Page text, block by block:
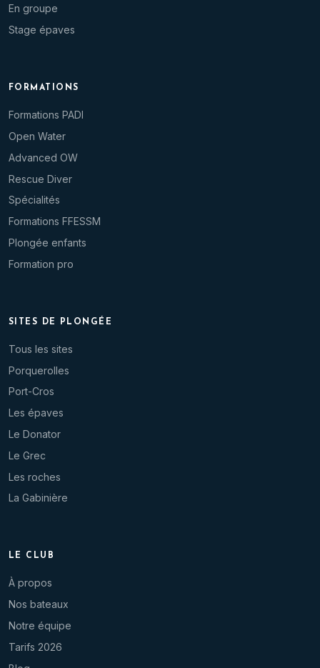
En groupe
Stage épaves
FORMATIONS
Formations PADI
Open Water
Advanced OW
Rescue Diver
Spécialités
Formations FFESSM
Plongée enfants
Formation pro
SITES DE PLONGÉE
Tous les sites
Porquerolles
Port-Cros
Les épaves
Le Donator
Le Grec
Les roches
La Gabinière
LE CLUB
À propos
Nos bateaux
Notre équipe
Tarifs 2026